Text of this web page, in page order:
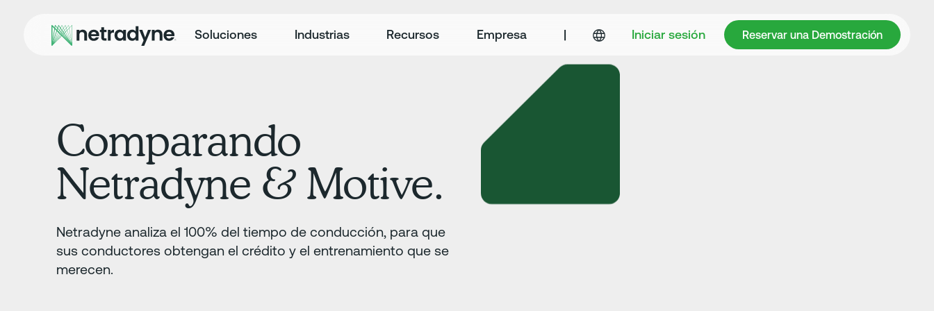
Soluciones Industrias Recursos Empresa | Iniciar sesión Reservar una Demostración
Reservar una Demostración
Comparando
Netradyne & Motive.
Netradyne analiza el 100% del tiempo de conducción, para que
sus conductores obtengan el crédito y el entrenamiento que se
merecen.